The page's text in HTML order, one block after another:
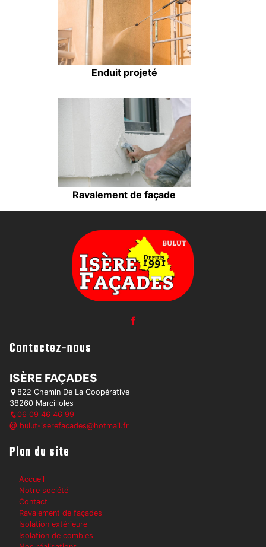
Enduit projeté
Ravalement de façade
Contactez-nous
ISÈRE FAÇADES
822 Chemin De La Coopérative
38260 Marcilloles
06 09 46 46 99
bulut-iserefacades@hotmail.fr
Plan du site
Accueil
Notre société
Contact
Ravalement de façades
Isolation extérieure
Isolation de combles